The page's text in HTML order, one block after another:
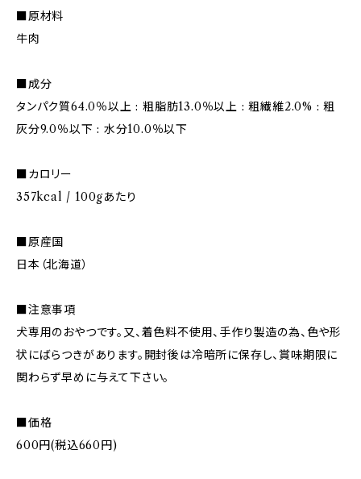
■原材料
牛肉
■成分
タンパク質64.0％以上 : 粗脂肪13.0％以上 : 粗繊維2.0% : 粗
灰分9.0％以下 : 水分10.0％以下
■カロリー
357kcal / 100gあたり
■原産国
日本（北海道）
■注意事項
犬専用のおやつです。又、着色料不使用、手作り製造の為、色や形
状にばらつきがあります。開封後は冷暗所に保存し、賞味期限に
関わらず早めに与えて下さい。
■価格
600円(税込660円)